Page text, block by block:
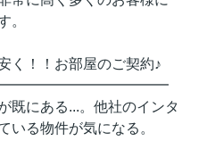
。
く！！お部屋のご契約♪
既にある...。他社のインタ
いる物件が気になる。